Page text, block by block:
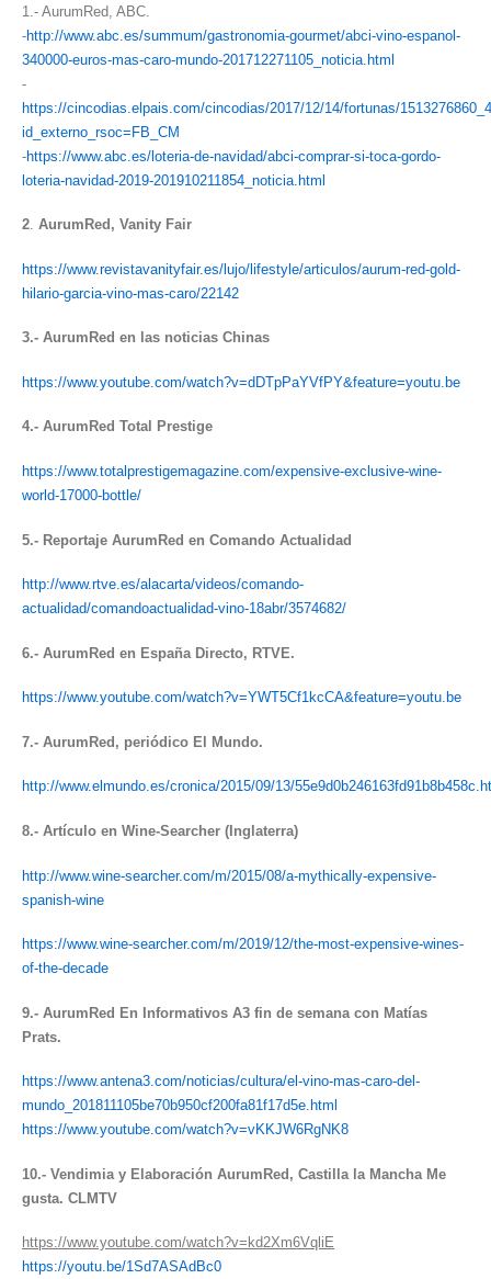
1.- AurumRed, ABC.
-http://www.abc.es/summum/gastronomia-gourmet/abci-vino-espanol-
340000-euros-mas-caro-mundo-201712271105_noticia.html
-
https://cincodias.elpais.com/cincodias/2017/12/14/fortunas/
id_externo_rsoc=FB_CM
-https://www.abc.es/loteria-de-navidad/abci-comprar-si-toca-gordo-
loteria-navidad-2019-201910211854_noticia.html
2. AurumRed, Vanity Fair
https://www.revistavanityfair.es/lujo/lifestyle/articulos/aurum-red-gold-
hilario-garcia-vino-mas-caro/22142
3.- AurumRed en las noticias Chinas
https://www.youtube.com/watch?v=dDTpPaYVfPY&feature=youtu.be
4.- AurumRed Total Prestige
https://www.totalprestigemagazine.com/expensive-exclusive-wine-
world-17000-bottle/
5.- Reportaje AurumRed en Comando Actualidad
http://www.rtve.es/alacarta/videos/comando-
actualidad/comandoactualidad-vino-18abr/3574682/
6.- AurumRed en España Directo, RTVE.
https://www.youtube.com/watch?v=YWT5Cf1kcCA&feature=youtu.be
7.- AurumRed, periódico El Mundo.
http://www.elmundo.es/cronica/2015/09/13/
8.- Artículo en Wine-Searcher (Inglaterra)
http://www.wine-searcher.com/m/2015/08/a-mythically-expensive-
spanish-wine
https://www.wine-searcher.com/m/2019/12/the-most-expensive-wines-
of-the-decade
9.- AurumRed En Informativos A3 fin de semana con Matías
Prats.
https://www.antena3.com/noticias/cultura/el-vino-mas-caro-del-
mundo_201811105be70b950cf200fa81f17d5e.html
https://www.youtube.com/watch?v=vKKJW6RgNK8
10.- Vendimia y Elaboración AurumRed, Castilla la Mancha Me
gusta. CLMTV
https://www.youtube.com/watch?v=kd2Xm6VqliE
https://youtu.be/1Sd7ASAdBc0